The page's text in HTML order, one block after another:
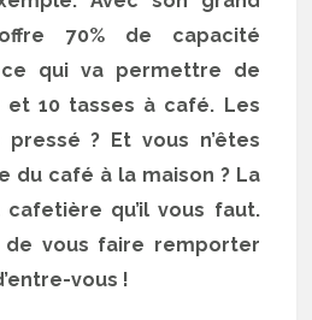
70% de capacité
ce qui va permettre de
10 tasses à café. Les
? Et vous n’êtes
du café à la maison ? La
qu’il vous faut.
de vous faire remporter
vous !